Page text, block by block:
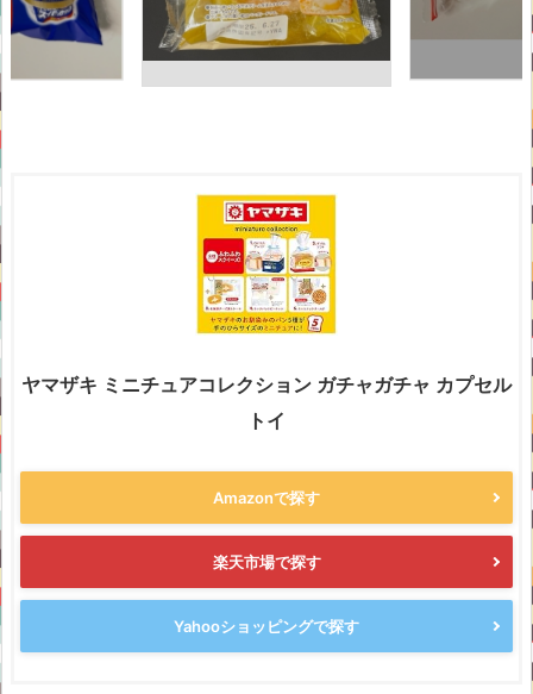
ヤマザキ ミニチュアコレクション ガチャガチャ カプセル
トイ
Amazonで探す
楽天市場で探す
Yahooショッピングで探す